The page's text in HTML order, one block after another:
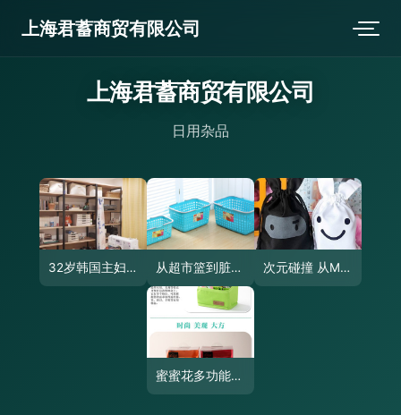
上海君蓄商贸有限公司
上海君蓄商贸有限公司
日用杂品
32岁韩国主妇的99㎡甜蜜居所 日用杂品里的二人世界哲学 从超市篮到脏衣篮 多功能家用收纳篮选购指南 次元碰撞 从MEKA忍者兔子到堆糖杂货的日常美学
蜜蜜花多功能置物盒 桌面收纳的艺术与实用